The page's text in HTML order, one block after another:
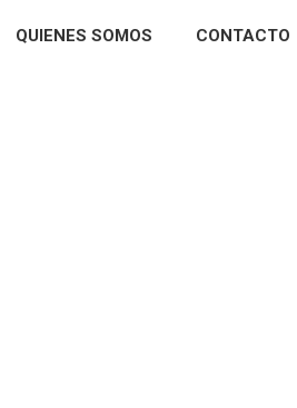
QUIENES SOMOS CONTACTO